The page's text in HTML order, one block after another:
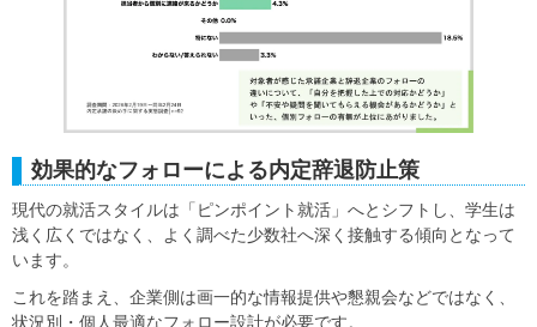
効果的なフォローによる内定辞退防止策
現代の就活スタイルは「ピンポイント就活」へとシフトし、学生は
浅く広くではなく、よく調べた少数社へ深く接触する傾向となって
います。
これを踏まえ、企業側は画一的な情報提供や懇親会などではなく、
状況別・個人最適なフォロー設計が必要です。